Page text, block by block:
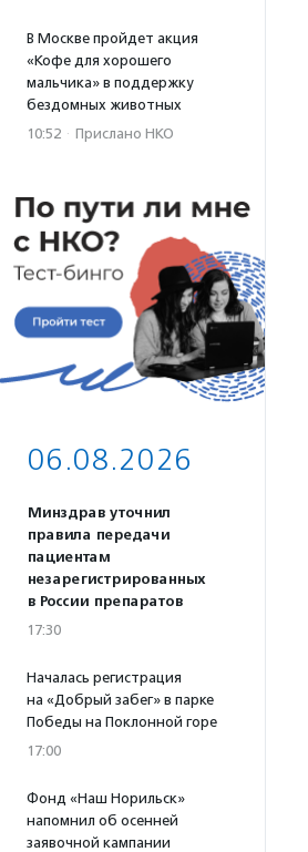
В Москве пройдет акция
«Кофе для хорошего
мальчика» в поддержку
бездомных животных
10:52 · Прислано НКО
06.08.2026
Минздрав уточнил
правила передачи
пациентам
незарегистрированных
в России препаратов
17:30
Началась регистрация
на «Добрый забег» в парке
Победы на Поклонной горе
17:00
Фонд «Наш Норильск»
напомнил об осенней
заявочной кампании